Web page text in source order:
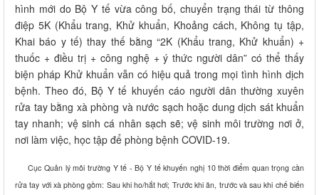
hình mới do Bộ Y tế vừa công bố, chuyển trạng thái từ thông
điệp 5K (Khẩu trang, Khử khuẩn, Khoảng cách, Không tụ tập,
Khai báo y tế) thay thế bằng “2K (Khẩu trang, Khử khuẩn) +
thuốc + điều trị + công nghệ + ý thức người dân” có thể thấy
biện pháp Khử khuẩn vẫn có hiệu quả trong mọi tình hình dịch
bệnh. Theo đó, Bộ Y tế khuyến cáo người dân thường xuyên
rửa tay bằng xà phòng và nước sạch hoặc dung dịch sát khuẩn
tay nhanh; vệ sinh cá nhân sạch sẽ; vệ sinh môi trường nơi ở,
nơi làm việc, học tập để phòng bệnh COVID-19.
Cục Quản lý môi trường Y tế - Bộ Y tế khuyến nghị 10 thời điểm quan trọng cần
rửa tay với xà phòng gồm: Sau khi ho/hắt hơi; Trước khi ăn, trước và sau khi chế biến